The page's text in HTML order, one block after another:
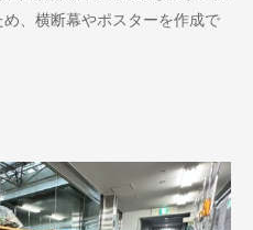
、横断幕やポスターを作成で